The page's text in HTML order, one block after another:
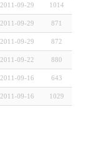
2011-09-29 1014
2011-09-29 871
2011-09-29 872
2011-09-22 880
2011-09-16 643
2011-09-16 1029